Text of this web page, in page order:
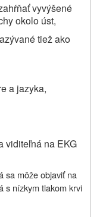
vyvýšené
okolo úst,
tiež ako
a jazyka,
viditeľná na EKG
sa môže objaviť na
s nízkym tlakom krvi